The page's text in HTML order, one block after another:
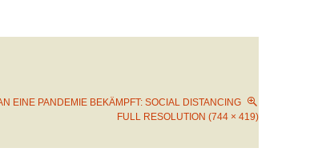
EINE PANDEMIE BEKÄMPFT: SOCIAL DISTANCING
FULL RESOLUTION (744 × 419)